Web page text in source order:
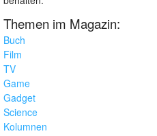
Themen im Magazin:
Buch
Film
TV
Game
Gadget
Science
Kolumnen